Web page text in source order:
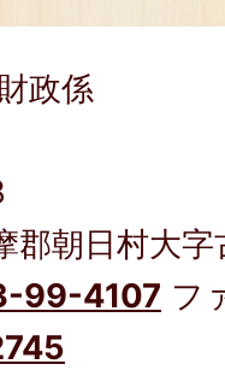
政係
郡朝日村大
99-4107 フ